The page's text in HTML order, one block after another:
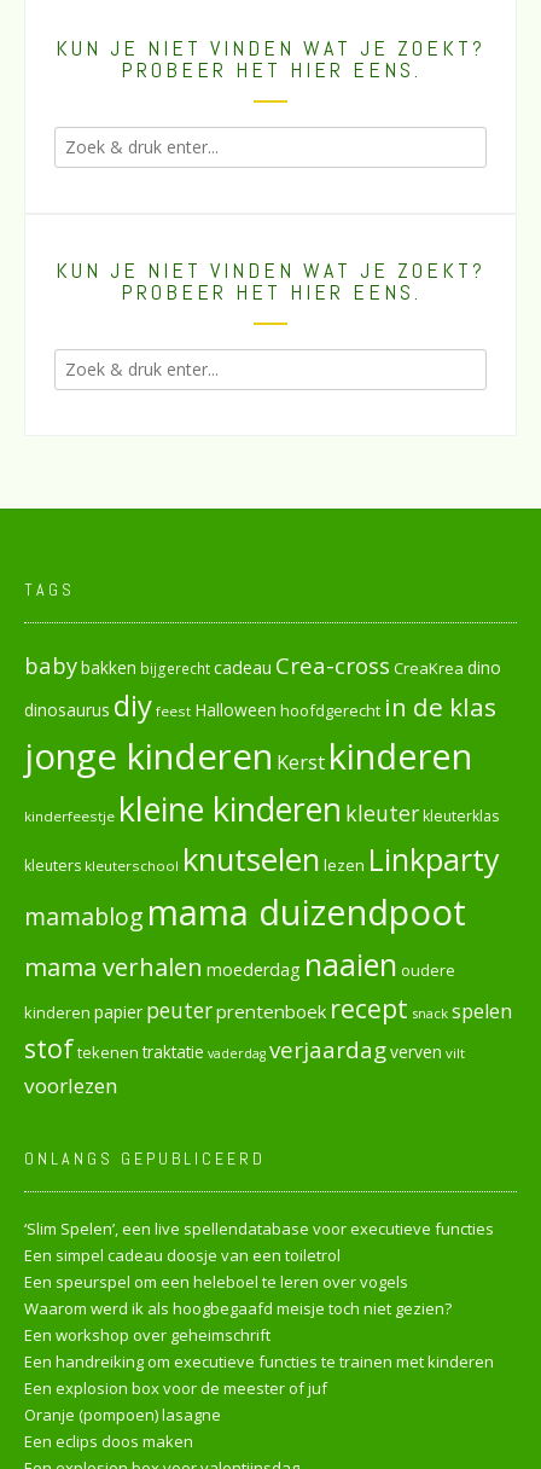
KUN JE NIET VINDEN WAT JE ZOEKT?
PROBEER HET HIER EENS.
KUN JE NIET VINDEN WAT JE ZOEKT?
PROBEER HET HIER EENS.
TAGS
babybakken bijgerechtcadeau Crea-cross CreaKrea dino
dinosaurus diy feest Halloween hoofdgerecht in de klas
jonge kinderen Kerst kinderen
kinderfeestje kleine kinderen kleuterkleuterklas
kleuters kleuterschool knutselen lezen Linkparty
mamablog mama duizendpoot
mama verhalen moederdag naaien oudere
kinderen papier peuterprentenboek recept snack spelen
stoftekenen traktatie vaderdag verjaardagverven vilt
voorlezen
ONLANGS GEPUBLICEERD
‘Slim Spelen’, een live spellendatabase voor executieve functies
Een simpel cadeau doosje van een toiletrol
Een speurspel om een heleboel te leren over vogels
Waarom werd ik als hoogbegaafd meisje toch niet gezien?
Een workshop over geheimschrift
Een handreiking om executieve functies te trainen met kinderen
Een explosion box voor de meester of juf
Oranje (pompoen) lasagne
Een eclips doos maken